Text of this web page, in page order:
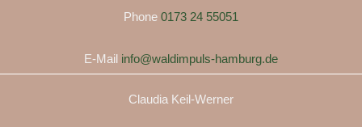
Phone 0173 24 55051
E-Mail info@waldimpuls-hamburg.de
Claudia Keil-Werner